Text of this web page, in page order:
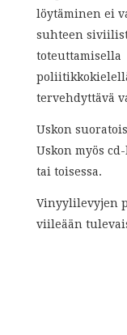
löytäminen ei
suhteen
toteuttamisella
tervehdyttävä
Uskon
Uskon myös
tai toisessa.
Vinyylilevyjen
viileään